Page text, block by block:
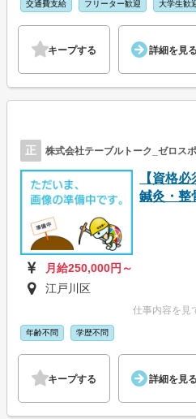
交通費支給 フリーター歓迎 大学生歓
キープする 詳細を見る
正 株式会社テーブルトーク_ゼロス
【資格
鍼灸・整
月給250,000円～
江戸川区
仕事内容を見
年齢不問 学歴不問
キープする 詳細を見る